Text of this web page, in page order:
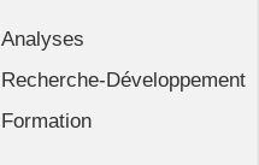
Analyses
Recherche-Développement
Formation